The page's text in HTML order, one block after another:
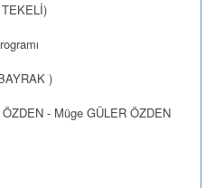
TEKELİ)
)
- Müge GÜLER ÖZDEN